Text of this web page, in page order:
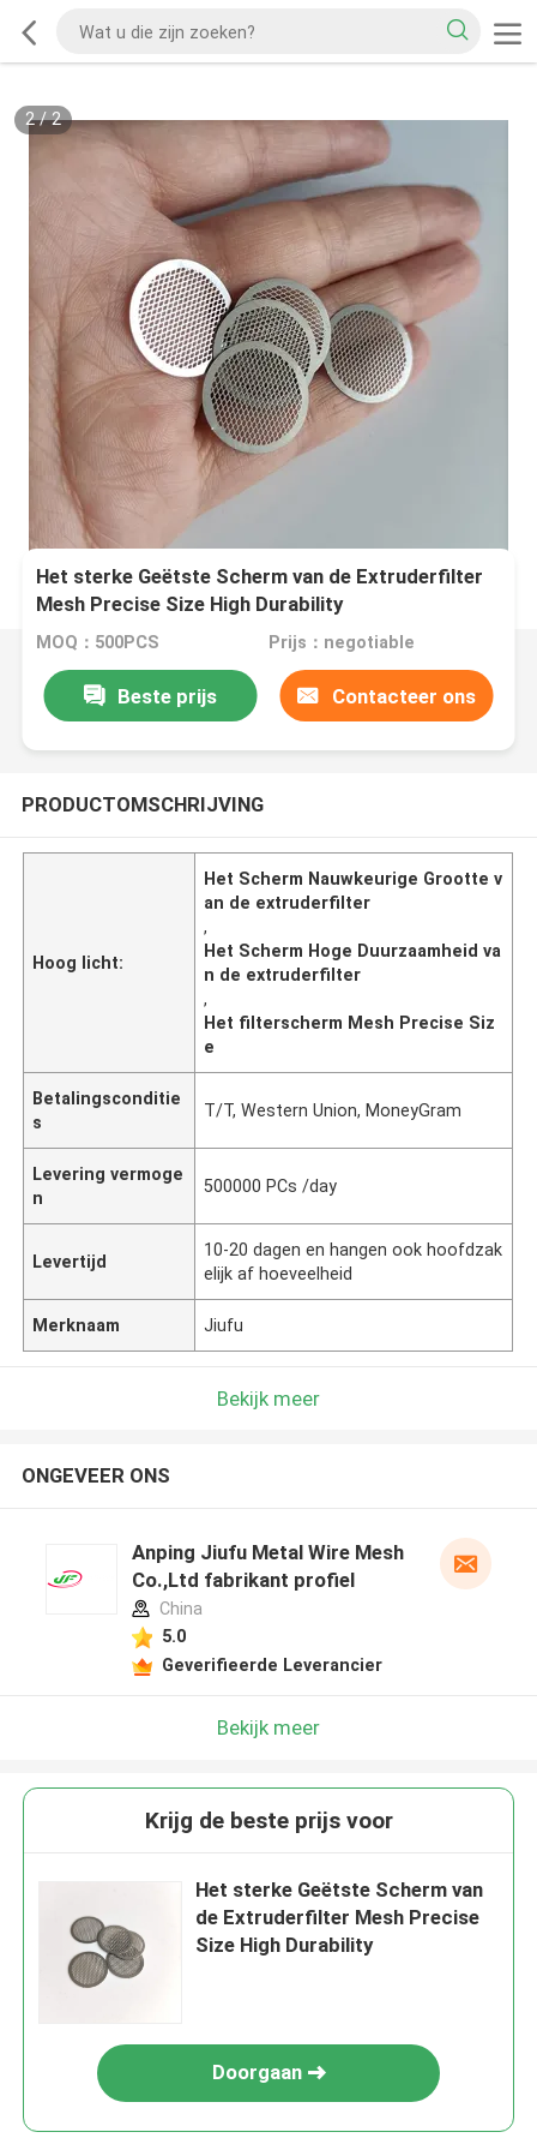
2/2
Het sterke Geëtste Scherm van de Extruderfilter
Mesh Precise Size High Durability
MOQ：500PCS Prijs：negotiable
Beste prijs Contacteer ons
PRODUCTOMSCHRIJVING
Hoog licht:
Het Scherm Nauwkeurige Grootte v
an de extruderfilter
,
Het Scherm Hoge Duurzaamheid va
n de extruderfilter
,
Het filterscherm Mesh Precise Siz
e
Betalingsconditie
s
T/T, Western Union, MoneyGram
Levering vermoge
n
500000 PCs /day
Levertijd
10-20 dagen en hangen ook hoofdzak
elijk af hoeveelheid
Merknaam Jiufu
Bekijk meer
ONGEVEER ONS
Anping Jiufu Metal Wire Mesh
Co.,Ltd fabrikant profiel
China
5.0
Geverifieerde Leverancier
Bekijk meer
Krijg de beste prijs voor
Het sterke Geëtste Scherm van
de Extruderfilter Mesh Precise
Size High Durability
Doorgaan